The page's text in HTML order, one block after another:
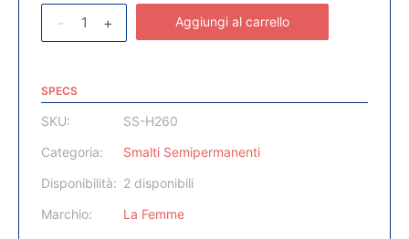
- + Aggiungi al carrello
SPECS
SKU:
SS-H260
Categoria:
Smalti Semipermanenti
Disponibilità: 2 disponibili
Marchio:
La Femme